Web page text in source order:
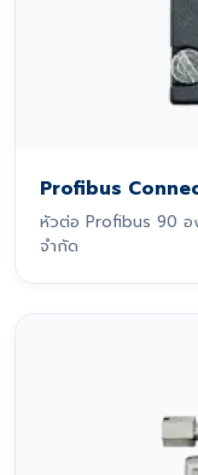
Profibus
หัวต่อ Profibus 90 อ
จำกัด